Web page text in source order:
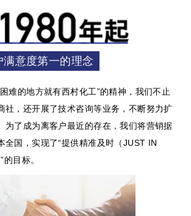
满意度第一的理念
难的地方就有西村化工”的精神， 我们不止
社，还开展了技术咨询等业务，不断努力扩
为了成为离客户最近的存在，我们将营销据
全国，实现了“提供精准及时（JUST IN
目标。